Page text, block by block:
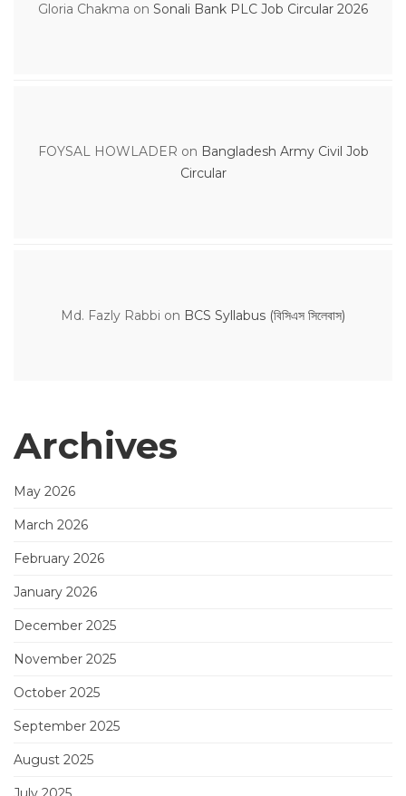
Gloria Chakma on Sonali Bank PLC Job Circular 2026
FOYSAL HOWLADER on Bangladesh Army Civil Job
Circular
Md. Fazly Rabbi on BCS Syllabus (বিসিএস সিলেবাস)
Archives
May 2026
March 2026
February 2026
January 2026
December 2025
November 2025
October 2025
September 2025
August 2025